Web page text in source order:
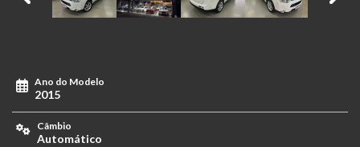
Ano do Modelo
2015
Câmbio
Automático